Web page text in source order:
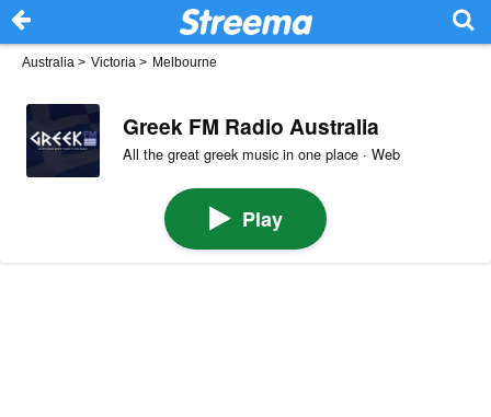
Australia > Victoria > Melbourne
Greek FM Radio Australia
All the great greek music in one place · Web
Play